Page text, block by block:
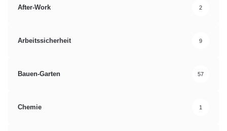
After-Work 2
Arbeitssicherheit 9
Bauen-Garten 57
Chemie 1